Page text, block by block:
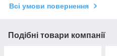
Всі умови повернення
Подібні товари компанії